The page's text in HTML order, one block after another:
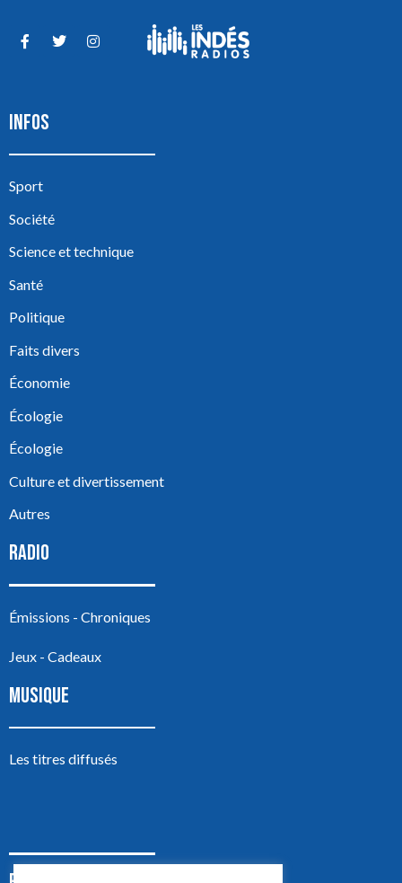
INFOS
Sport
Société
Science et technique
Santé
Politique
Faits divers
Économie
Écologie
Écologie
Culture et divertissement
Autres
RADIO
Émissions - Chroniques
Jeux - Cadeaux
MUSIQUE
Les titres diffusés